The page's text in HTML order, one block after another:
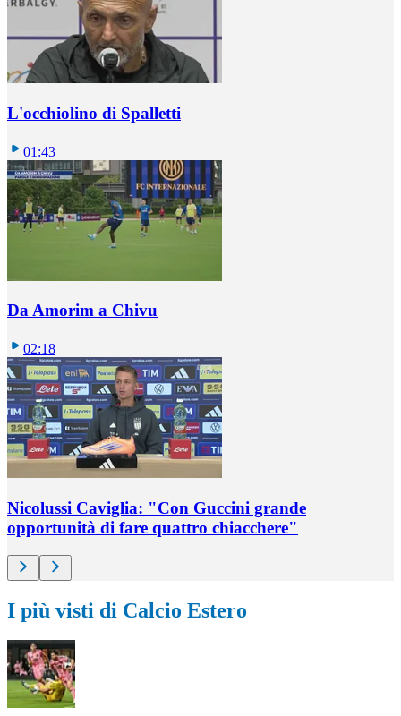
L'occhiolino di Spalletti
01:43
Da Amorim a Chivu
02:18
Nicolussi Caviglia: "Con Guccini grande
opportunità di fare quattro chiacchere"
I più visti di Calcio Estero